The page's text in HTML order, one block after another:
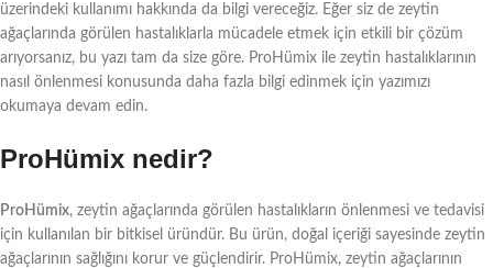
üzerindeki kullanımı hakkında da bilgi vereceğiz. Eğer siz de zeytin
ağaçlarında görülen hastalıklarla mücadele etmek için etkili bir çözüm
arıyorsanız, bu yazı tam da size göre. ProHümix ile zeytin hastalıklarının
nasıl önlenmesi konusunda daha fazla bilgi edinmek için yazımızı
okumaya devam edin.
ProHümix nedir?
ProHümix, zeytin ağaçlarında görülen hastalıkların önlenmesi ve tedavisi
için kullanılan bir bitkisel üründür. Bu ürün, doğal içeriği sayesinde zeytin
ağaçlarının sağlığını korur ve güçlendirir. ProHümix, zeytin ağaçlarının